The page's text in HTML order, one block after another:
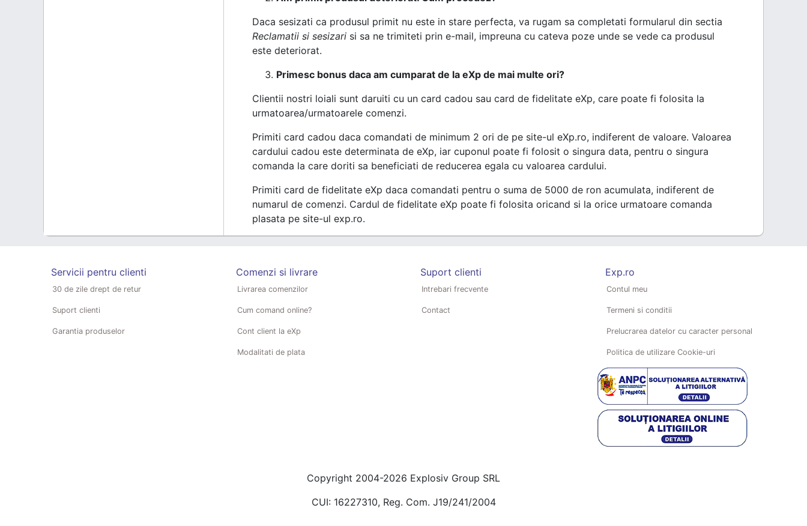
Daca sesizati ca produsul primit nu este in stare perfecta, va rugam sa completati formularul din sectia
Reclamatii si sesizarisi sa ne trimiteti prin e-mail, impreuna cu cateva poze unde se vede ca produsul
este deteriorat.
Primesc bonus daca am cumparat de la eXp de mai multe ori?
Clientii nostri loiali sunt daruiti cu un card cadou sau card de fidelitate eXp, care poate fi folosita la
urmatoarea/urmatoarele comenzi.
Primiti card cadou daca comandati de minimum 2 ori de pe site-ul eXp.ro, indiferent de valoare. Valoarea
cardului cadou este determinata de eXp, iar cuponul poate fi folosit o singura data, pentru o singura
comanda la care doriti sa beneficiati de reducerea egala cu valoarea cardului.
Primiti card de fidelitate eXp daca comandati pentru o suma de 5000 de ron acumulata, indiferent de
numarul de comenzi. Cardul de fidelitate eXp poate fi folosita oricand si la orice urmatoare comanda
plasata pe site-ul exp.ro.
Servicii pentru clienti
30 de zile drept de retur
Suport clienti
Garantia produselor
Comenzi si livrare
Livrarea comenzilor
Cum comand online?
Cont client la eXp
Modalitati de plata
Suport clienti
Intrebari frecvente
Contact
Exp.ro
Contul meu
Termeni si conditii
Prelucrarea datelor cu caracter personal
Politica de utilizare Cookie-uri
Copyright 2004-2026 Explosiv Group SRL
CUI: 16227310, Reg. Com. J19/241/2004